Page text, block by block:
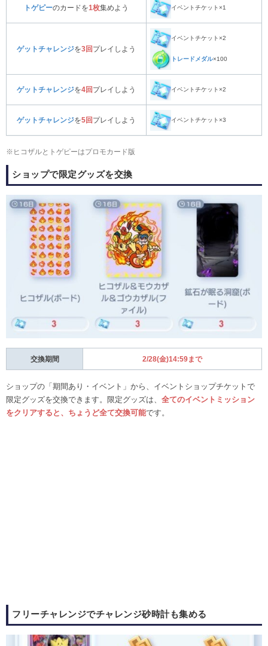
トゲピーのカードを1枚集めよう イベントチケット×1
ゲットチャレンジを3回 プレイしよう
イベントチケット×2
トレードメダル×100
ゲットチャレンジを4回 プレイしよう イベントチケット×2
ゲットチャレンジを5回 プレイしよう イベントチケット×3
※ヒコザルとトゲピーはプロモカード版
ショップで限定グッズを交換
交換期間 2/28(金)14:59まで
ショップの「期間あり・イベント」から、イベントショップチケットで
限定グッズを交換できます。限定グッズは、 全てのイベントミッション
をクリアすると、ちょうど全て交換可能です。
フリーチャレンジでチャレンジ砂時計も集める